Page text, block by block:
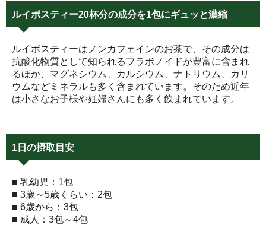
ルイボスティー20杯分の成分を1包にギュッと濃縮
ルイボスティーはノンカフェインのお茶で、その成分は
抗酸化物質として知られるフラボノイドが豊富に含まれ
るほか、マグネシウム、カルシウム、ナトリウム、カリ
ウムなどミネラルも多く含まれています。そのため近年
は小さなお子様や妊婦さんにも多く飲まれています。
1日の摂取目安
■ 乳幼児：1包
■ 3歳～5歳くらい：2包
■ 6歳から：3包
■ 成人：3包～4包